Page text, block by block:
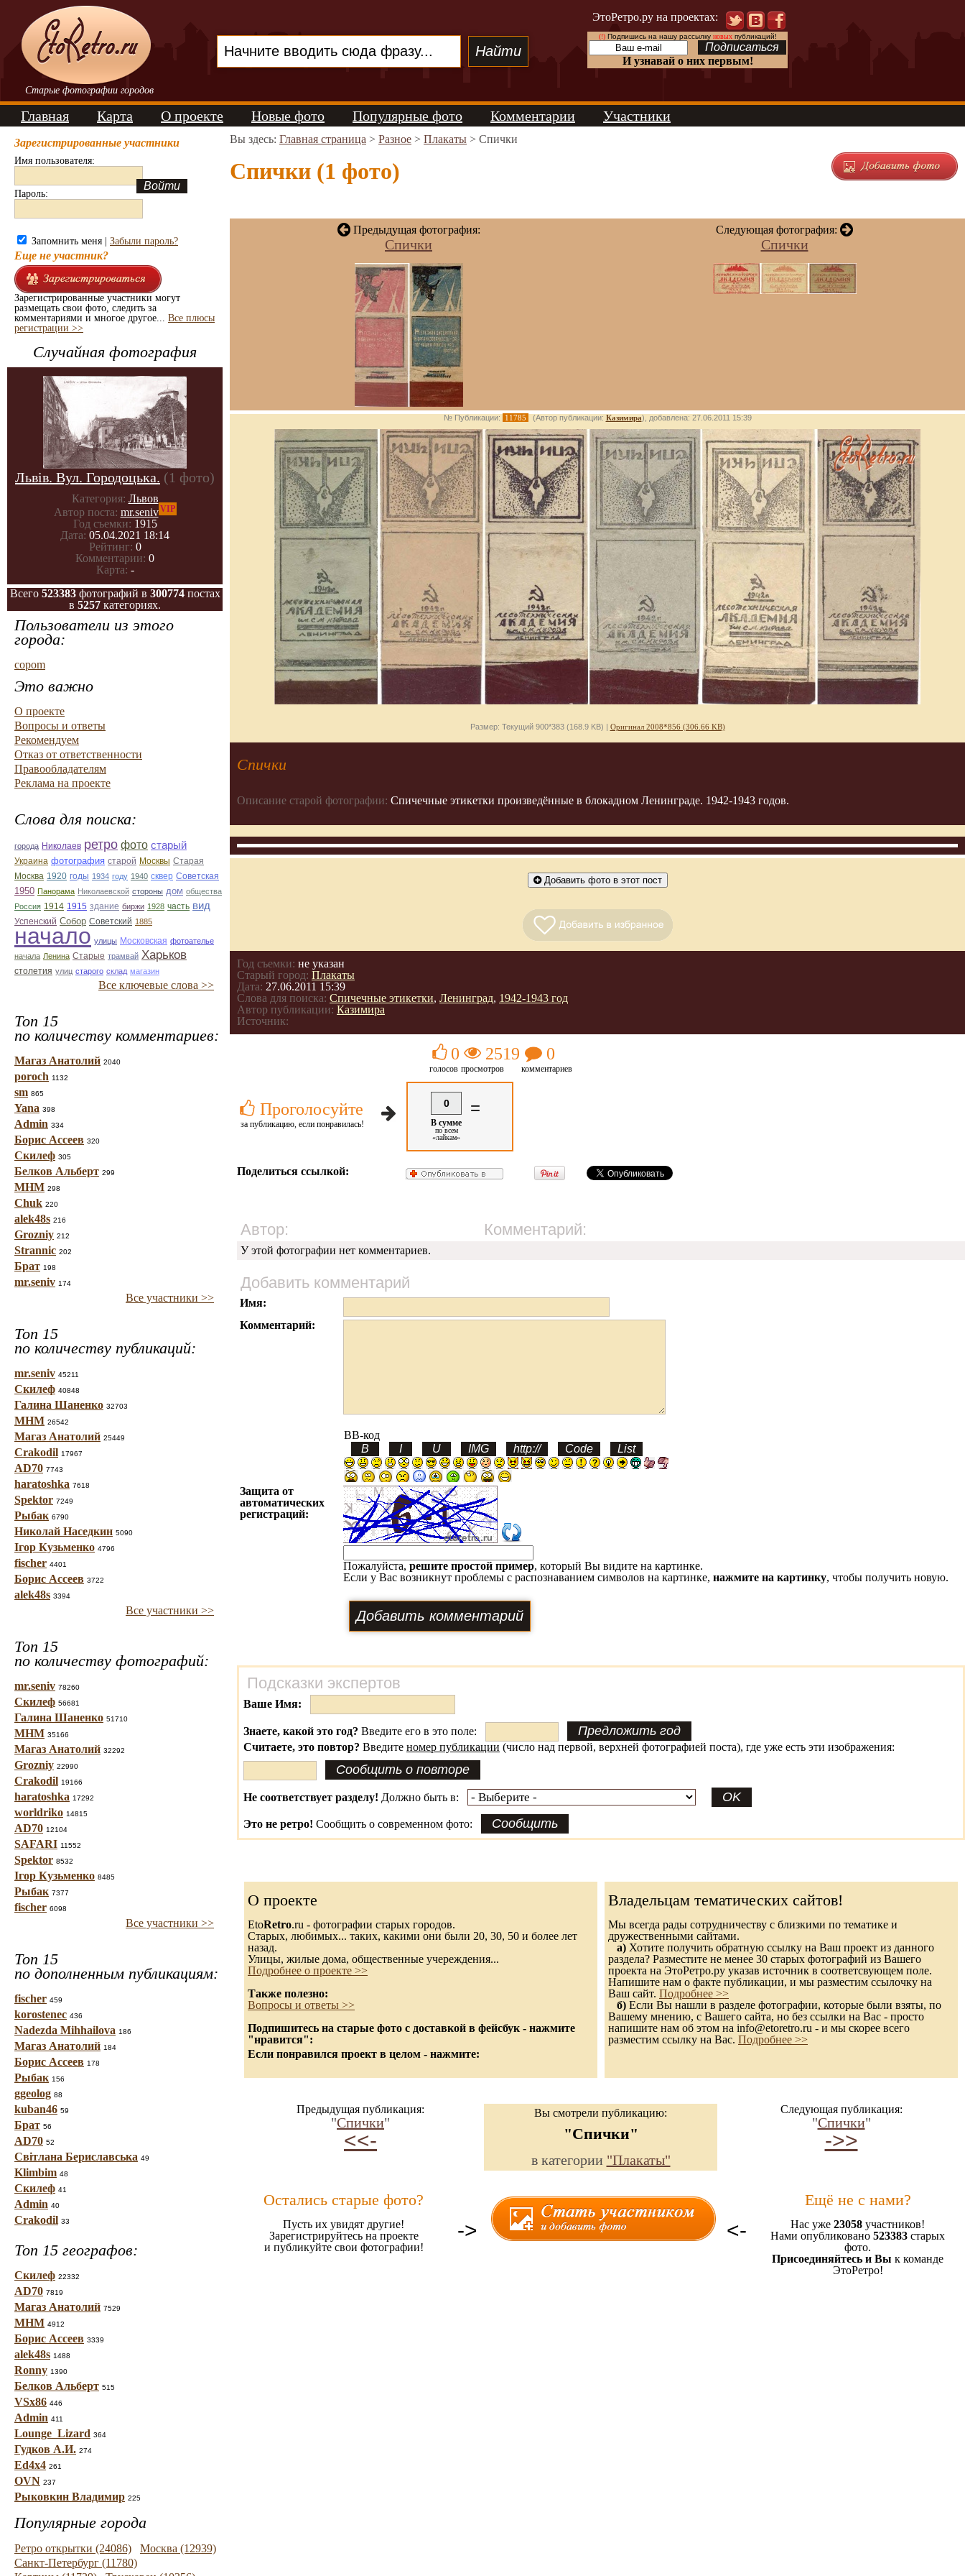
Старые фотографии городов
ЭтоРетро.ру на проектах:
(!)Подпишись на нашу рассылку новыхпубликаций!
И узнавай о них первым!
Главная Карта О проекте Новые фото Популярные фото Комментарии Участники
Зарегистрированные участники
Имя пользователя:
Пароль:
Запомнить меня | Забыли пароль?
Еще не участник?
Зарегистрированные участники могут
размещать свои фото, следить за
комментариями и многое другое... Все плюсы
регистрации >>
Случайная фотография
Львів. Вул. Городоцька. (1 фото)
Категория: Львов
Автор поста: mr.senivVIP
Год съемки: 1915
Дата: 05.04.2021 18:14
Рейтинг: 0
Комментарии: 0
Карта: -
Всего 523383фотографий в 300774постах
в 5257 категориях.
Пользователи из этого
города:
copom
Это важно
О проекте
Вопросы и ответы
Рекомендуем
Отказ от ответственности
Правообладателям
Реклама на проекте
Слова для поиска:
города Николаев ретро фото старый
Украина фотография старой Москвы Старая
Москва 1920 годы 1934 году 1940 сквер Советская
1950 Панорама Николаевской стороны дом общества
Россия 1914 1915 здание биржи 1928 часть вид
Успенский Собор Советский 1885
начало улицы Московская фотоателье
начала Ленина Старые трамвай Харьков
столетия улиц старого склад магазин
Все ключевые слова >>
Топ 15
по количеству комментариев:
Магаз Анатолий 2040
poroch 1132
sm 865
Yana 398
Admin 334
Борис Ассеев 320
Скилеф 305
Белков Альберт 299
МНМ 298
Chuk 220
alek48s 216
Grozniy 212
Strannic 202
Брат 198
mr.seniv 174
Все участники >>
Топ 15
по количеству публикаций:
mr.seniv 45211
Скилеф 40848
Галина Шаненко 32703
МНМ 26542
Магаз Анатолий 25449
Crakodil 17967
AD70 7743
haratoshka 7618
Spektor 7249
Рыбак 6790
Николай Наседкин 5090
Ігор Кузьменко 4796
fischer 4401
Борис Ассеев 3722
alek48s 3394
Все участники >>
Топ 15
по количеству фотографий:
mr.seniv 78260
Скилеф 56681
Галина Шаненко 51710
МНМ 35166
Магаз Анатолий 32292
Grozniy 22990
Crakodil 19166
haratoshka 17292
worldriko 14815
AD70 12104
SAFARI 11552
Spektor 8532
Ігор Кузьменко 8485
Рыбак 7377
fischer 6098
Все участники >>
Топ 15
по дополненным публикациям:
fischer 459
korostenec 436
Nadezda Mihhailova 186
Магаз Анатолий 184
Борис Ассеев 178
Рыбак 156
ggeolog 88
kuban46 59
Брат 56
AD70 52
Світлана Бериславська 49
Klimbim 48
Скилеф 41
Admin 40
Crakodil 33
Топ 15 географов:
Скилеф 22332
AD70 7819
Магаз Анатолий 7529
МНМ 4912
Борис Ассеев 3339
alek48s 1488
Ronny 1390
Белков Альберт 515
VSx86 446
Admin 411
Lounge_Lizard 364
Гудков А.И. 274
Ed4x4 261
OVN 237
Рыковкин Владимир 225
Популярные города
Ретро открытки (24086)
Москва (12939)
Санкт-Петербург (11780)
Вы здесь: Главная страница > Разное > Плакаты > Спички
Спички (1 фото)
Предыдущая фотография:
Спички
Следующая фотография:
Спички
№ Публикации: 11785 (Автор публикации: Казимира), добавлена: 27.06.2011 15:39
Размер: Текущий 900*383 (168.9 KB) | Оригинал 2008*856 (306.66 KB)
Спички
Описание старой фотографии: Спичечные этикетки произведённые в блокадном Ленинграде. 1942-1943 годов.
Добавить фото в этот пост
Год съемки: не указан
Старый город: Плакаты
Дата: 27.06.2011 15:39
Слова для поиска: Спичечные этикетки, Ленинград, 1942-1943 год
Автор публикации: Казимира
Источник:
Проголосуйте
за публикацию, если понравилась!
0
голосов
2519
просмотров
0
комментариев
0
В сумме
по всем
«лайкам»
=
Поделиться ссылкой:
Автор: Комментарий:
У этой фотографии нет комментариев.
Добавить комментарий
Имя:
Комментарий:
BB-код
Защита от
автоматических
регистраций:
Пожалуйста, решите простой пример, который Вы видите на картинке.
Если у Вас возникнут проблемы с распознаванием символов на картинке, нажмите на картинку, чтобы получить новую.
Подсказки экспертов
Ваше Имя:
Знаете, какой это год? Введите его в это поле:
Считаете, это повтор? Введите номер публикации (число над первой, верхней фотографией поста), где уже есть эти изображения:
Не соответствует разделу! Должно быть в:
Это не ретро! Сообщить о современном фото:
О проекте
EtoRetro.ru - фотографии старых городов.
Старых, любимых... таких, какими они были 20, 30, 50 и более лет
назад.
Улицы, жилые дома, общественные учереждения...
Подробнее о проекте >>
Также полезно:
Вопросы и ответы >>
Подпишитесь на старые фото с доставкой в фейсбук - нажмите
"нравится":
Если понравился проект в целом - нажмите:
Владельцам тематических сайтов!
Мы всегда рады сотрудничеству с близкими по тематике и
дружественными сайтами.
а) Хотите получить обратную ссылку на Ваш проект из данного
раздела? Разместите не менее 30 старых фотографий из Вашего
проекта на ЭтоРетро.ру указав источник в соответсвующем поле.
Напишите нам о факте публикации, и мы разместим ссылочку на
Ваш сайт. Подробнее >>
б) Если Вы нашли в разделе фотографии, которые были взяты, по
Вашему мнению, с Вашего сайта, но без ссылки на Вас - просто
напишите нам об этом на info@etoretro.ru - и мы скорее всего
разместим ссылку на Вас. Подробнее >>
Предыдущая публикация:
"Спички"
<<-
Вы смотрели публикацию:
"Спички"
в категории "Плакаты"
Следующая публикация:
"Спички"
->>
Остались старые фото?
Пусть их увидят другие!
Зарегистрируйтесь на проекте
и публикуйте свои фотографии!
-> <-
Ещё не с нами?
Нас уже 23058 участников!
Нами опубликовано 523383 старых
фото.
Присоединяйтесь и Вы к команде
ЭтоРетро!